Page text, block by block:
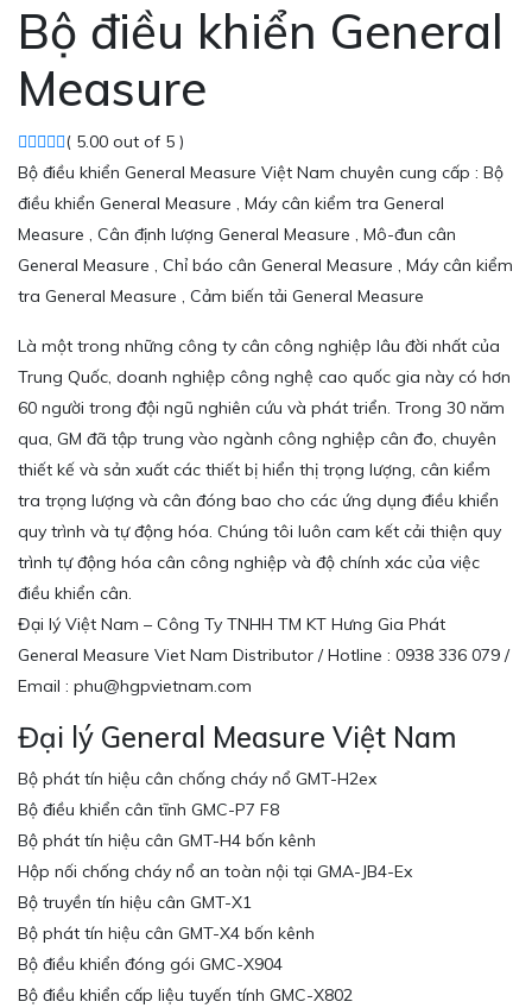
Bộ điều khiển General
Measure
( 5.00 out of 5 )
Bộ điều khiển General Measure Việt Nam chuyên cung cấp : Bộ
điều khiển General Measure , Máy cân kiểm tra General
Measure , Cân định lượng General Measure , Mô-đun cân
General Measure , Chỉ báo cân General Measure , Máy cân kiểm
tra General Measure , Cảm biến tải General Measure
Là một trong những công ty cân công nghiệp lâu đời nhất của
Trung Quốc, doanh nghiệp công nghệ cao quốc gia này có hơn
60 người trong đội ngũ nghiên cứu và phát triển. Trong 30 năm
qua, GM đã tập trung vào ngành công nghiệp cân đo, chuyên
thiết kế và sản xuất các thiết bị hiển thị trọng lượng, cân kiểm
tra trọng lượng và cân đóng bao cho các ứng dụng điều khiển
quy trình và tự động hóa. Chúng tôi luôn cam kết cải thiện quy
trình tự động hóa cân công nghiệp và độ chính xác của việc
điều khiển cân.
Đại lý Việt Nam – Công Ty TNHH TM KT Hưng Gia Phát
General Measure Viet Nam Distributor / Hotline : 0938 336 079 /
Email : phu@hgpvietnam.com
Đại lý General Measure Việt Nam
Bộ phát tín hiệu cân chống cháy nổ GMT-H2ex
Bộ điều khiển cân tĩnh GMC-P7 F8
Bộ phát tín hiệu cân GMT-H4 bốn kênh
Hộp nối chống cháy nổ an toàn nội tại GMA-JB4-Ex
Bộ truyền tín hiệu cân GMT-X1
Bộ phát tín hiệu cân GMT-X4 bốn kênh
Bộ điều khiển đóng gói GMC-X904
Bộ điều khiển cấp liệu tuyến tính GMC-X802